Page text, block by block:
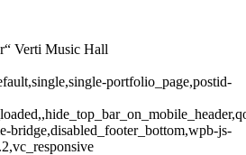
Verti Music Hall
portfolio_page,postid-
bridge,disabled_footer_bottom,wpb-js-